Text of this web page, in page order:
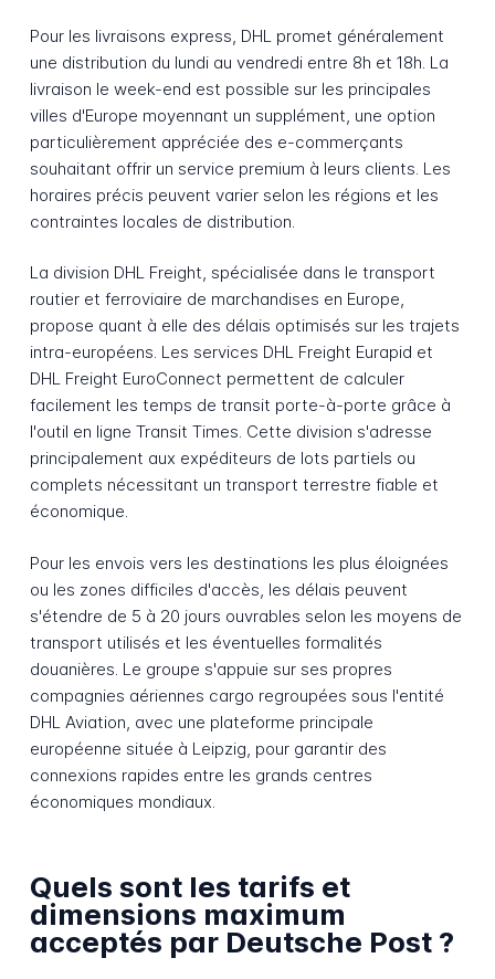
Pour les livraisons express, DHL promet généralement
une distribution du lundi au vendredi entre 8h et 18h. La
livraison le week-end est possible sur les principales
villes d'Europe moyennant un supplément, une option
particulièrement appréciée des e-commerçants
souhaitant offrir un service premium à leurs clients. Les
horaires précis peuvent varier selon les régions et les
contraintes locales de distribution.
La division DHL Freight, spécialisée dans le transport
routier et ferroviaire de marchandises en Europe,
propose quant à elle des délais optimisés sur les trajets
intra-européens. Les services DHL Freight Eurapid et
DHL Freight EuroConnect permettent de calculer
facilement les temps de transit porte-à-porte grâce à
l'outil en ligne Transit Times. Cette division s'adresse
principalement aux expéditeurs de lots partiels ou
complets nécessitant un transport terrestre fiable et
économique.
Pour les envois vers les destinations les plus éloignées
ou les zones difficiles d'accès, les délais peuvent
s'étendre de 5 à 20 jours ouvrables selon les moyens de
transport utilisés et les éventuelles formalités
douanières. Le groupe s'appuie sur ses propres
compagnies aériennes cargo regroupées sous l'entité
DHL Aviation, avec une plateforme principale
européenne située à Leipzig, pour garantir des
connexions rapides entre les grands centres
économiques mondiaux.
Quels sont les tarifs et
dimensions maximum
acceptés par Deutsche Post ?